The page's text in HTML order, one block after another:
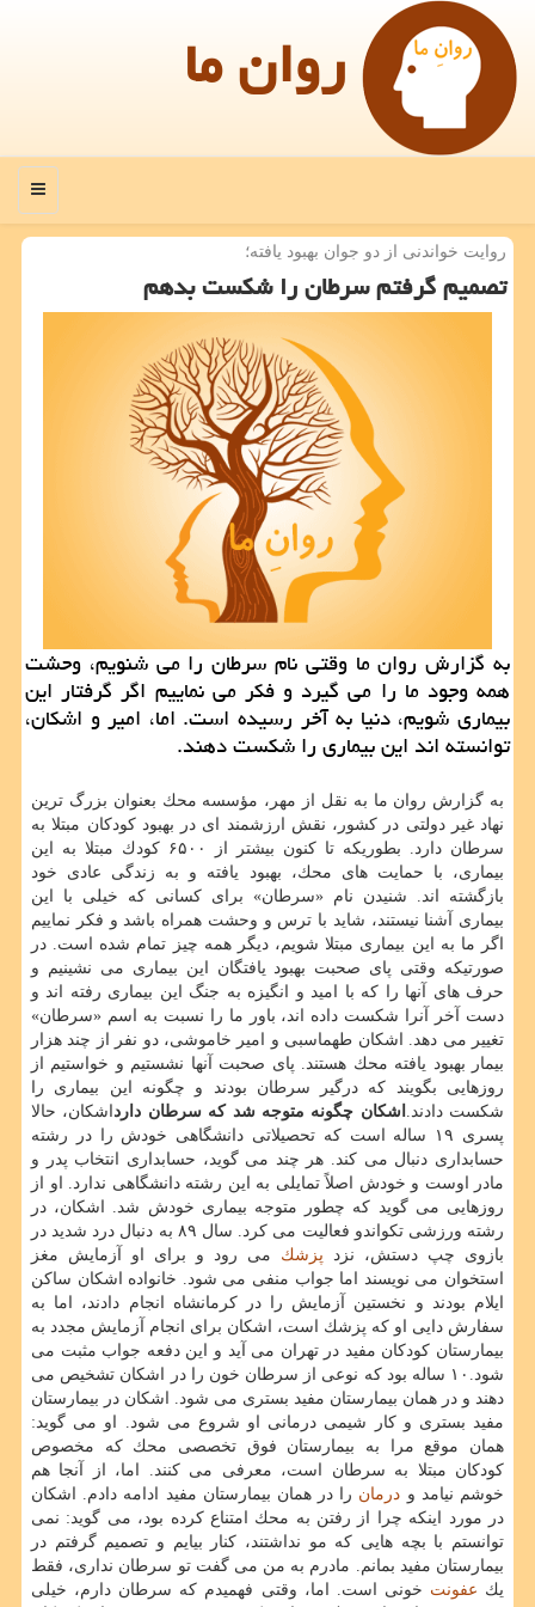
روان ما
منو
روایت خواندنی از دو جوان بهبود یافته؛
تصمیم گرفتم سرطان را شكست بدهم
به گزارش روان ما وقتی نام سرطان را می شنویم، وحشت
همه وجود ما را می گیرد و فكر می نماییم اگر گرفتار این
بیماری شویم، دنیا به آخر رسیده است. اما، امیر و اشكان،
توانسته اند این بیماری را شكست دهند.
به گزارش روان ما به نقل از مهر، مؤسسه محك بعنوان بزرگ ترین
نهاد غیر دولتی در كشور، نقش ارزشمند ای در بهبود كودكان مبتلا به
سرطان دارد. بطوریكه تا كنون بیشتر از ۶۵۰۰ كودك مبتلا به این
بیماری، با حمایت های محك، بهبود یافته و به زندگی عادی خود
بازگشته اند. شنیدن نام «سرطان» برای كسانی كه خیلی با این
بیماری آشنا نیستند، شاید با ترس و وحشت همراه باشد و فكر نماییم
اگر ما به این بیماری مبتلا شویم، دیگر همه چیز تمام شده است. در
صورتیكه وقتی پای صحبت بهبود یافتگان این بیماری می نشینیم و
حرف های آنها را كه با امید و انگیزه به جنگ این بیماری رفته اند و
دست آخر آنرا شكست داده اند، باور ما را نسبت به اسم «سرطان»
تغییر می دهد. اشكان طهماسبی و امیر خاموشی، دو نفر از چند هزار
بیمار بهبود یافته محك هستند. پای صحبت آنها نشستیم و خواستیم از
روزهایی بگویند كه درگیر سرطان بودند و چگونه این بیماری را
شكست دادند. اشكان چگونه متوجه شد كه سرطان دارداشكان، حالا
پسری ۱۹ ساله است كه تحصیلاتی دانشگاهی خودش را در رشته
حسابداری دنبال می كند. هر چند می گوید، حسابداری انتخاب پدر و
مادر اوست و خودش اصلاً تمایلی به این رشته دانشگاهی ندارد. او از
روزهایی می گوید كه چطور متوجه بیماری خودش شد. اشكان، در
رشته ورزشی تكواندو فعالیت می كرد. سال ۸۹ به دنبال درد شدید در
بازوی چپ دستش، نزد پزشك می رود و برای او آزمایش مغز
استخوان می نویسند اما جواب منفی می شود. خانواده اشكان ساكن
ایلام بودند و نخستین آزمایش را در كرمانشاه انجام دادند، اما به
سفارش دایی او كه پزشك است، اشكان برای انجام آزمایش مجدد به
بیمارستان كودكان مفید در تهران می آید و این دفعه جواب مثبت می
شود.۱۰ ساله بود كه نوعی از سرطان خون را در اشكان تشخیص می
دهند و در همان بیمارستان مفید بستری می شود. اشكان در بیمارستان
مفید بستری و كار شیمی درمانی او شروع می شود. او می گوید:
همان موقع مرا به بیمارستان فوق تخصصی محك كه مخصوص
كودكان مبتلا به سرطان است، معرفی می كنند. اما، از آنجا هم
خوشم نیامد و درمان را در همان بیمارستان مفید ادامه دادم. اشكان
در مورد اینكه چرا از رفتن به محك امتناع كرده بود، می گوید: نمی
توانستم با بچه هایی كه مو نداشتند، كنار بیایم و تصمیم گرفتم در
بیمارستان مفید بمانم. مادرم به من می گفت تو سرطان نداری، فقط
یك عفونت خونی است. اما، وقتی فهمیدم كه سرطان دارم، خیلی